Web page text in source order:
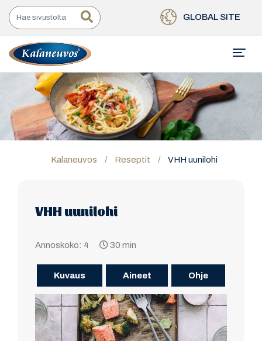
GLOBAL SITE
Kalaneuvos / Reseptit / VHH uunilohi
VHH uunilohi
Annoskoko: 4 30 min
Kuvaus Aineet Ohje